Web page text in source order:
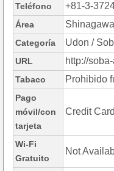
Teléfono +81-3-
Área
Categoría Udon /
URL http://
Tabaco Prohibido
Pago
móvil/con
tarjeta
Credit
Wi-Fi
Gratuito
Not